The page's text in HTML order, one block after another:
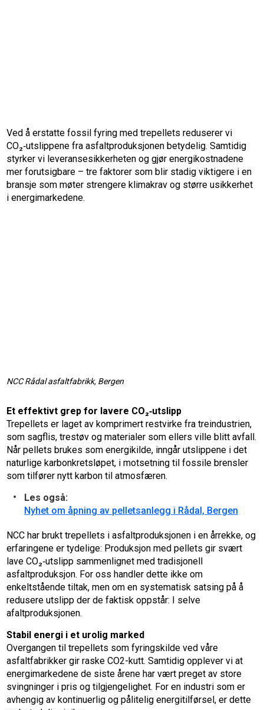
Ved å erstatte fossil fyring med trepellets reduserer vi
CO₂‑utslippene fra asfaltproduksjonen betydelig. Samtidig
styrker vi leveransesikkerheten og gjør energikostnadene
mer forutsigbare – tre faktorer som blir stadig viktigere i en
bransje som møter strengere klimakrav og større usikkerhet
i energimarkedene.
NCC Rådal asfaltfabrikk, Bergen
Et effektivt grep for lavere CO₂‑utslipp
Trepellets er laget av komprimert restvirke fra treindustrien,
som sagflis, trestøv og materialer som ellers ville blitt avfall.
Når pellets brukes som energikilde, inngår utslippene i det
naturlige karbonkretsløpet, i motsetning til fossile brensler
som tilfører nytt karbon til atmosfæren.
Les også:
Nyhet om åpning av pelletsanlegg i Rådal, Bergen
NCC har brukt trepellets i asfaltproduksjonen i en årrekke, og
erfaringene er tydelige: Produksjon med pellets gir svært
lave CO₂‑utslipp sammenlignet med tradisjonell
asfaltproduksjon. For oss handler dette ikke om
enkeltstående tiltak, men om en systematisk satsing på å
redusere utslipp der de faktisk oppstår: I selve
afaltproduksjonen.
Stabil energi i et urolig marked
Overgangen til trepellets som fyringskilde ved våre
asfaltfabrikker gir raske CO2-kutt. Samtidig opplever vi at
energimarkedene de siste årene har vært preget av store
svingninger i pris og tilgjengelighet. For en industri som er
avhengig av kontinuerlig og pålitelig energitilførsel, er dette